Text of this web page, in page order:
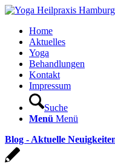
Home
Aktuelles
Yoga
Behandlungen
Kontakt
Impressum
Suche
Menü Menü
Blog - Aktuelle